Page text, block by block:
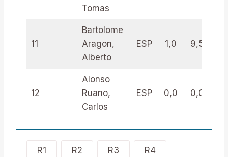
Tomas
11
Bartolome
Aragon,
Alberto
ESP 1,0 9,5
12
Alonso
Ruano,
Carlos
ESP 0,0 0,0
R1 R2 R3
R4